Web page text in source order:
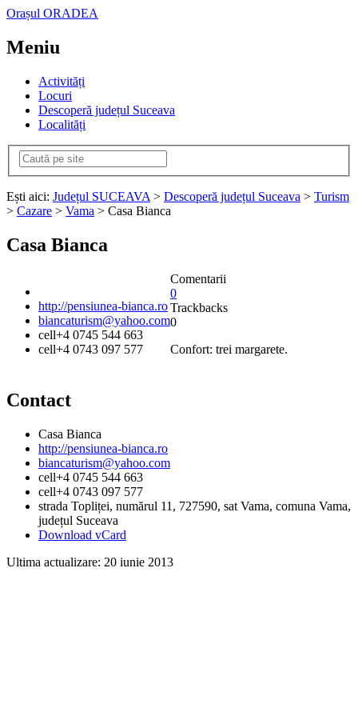
Orașul ORADEA
Meniu
Activități
Locuri
Descoperă județul Suceava
Localități
Ești aici: Județul SUCEAVA> Descoperă județul Suceava > Turism
> Cazare > Vama > Casa Bianca
Casa Bianca
http://pensiunea-bianca.ro
biancaturism@yahoo.com
cell+4 0745 544 663
cell+4 0743 097 577
Comentarii
0
Trackbacks
0
Confort: trei margarete.
Contact
Casa Bianca
http://pensiunea-bianca.ro
biancaturism@yahoo.com
cell+4 0745 544 663
cell+4 0743 097 577
strada Topliței, numărul 11 , 727590, sat Vama, comuna Vama,
județul Suceava
Download vCard
Ultima actualizare: 20 iunie 2013